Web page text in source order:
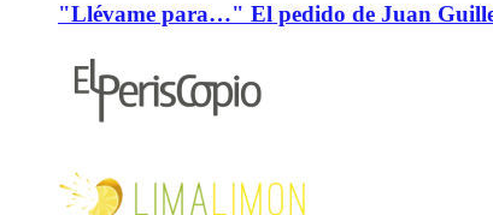
"Llévame para…" El pedido de Juan